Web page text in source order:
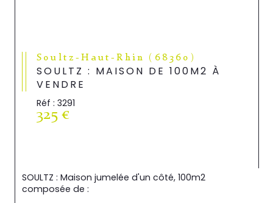
Soultz-Haut-Rhin (68360)
SOULTZ : MAISON DE 100M2 À
VENDRE
Réf : 3291
325 €
SOULTZ : Maison jumelée d'un côté, 100m2
composée de :